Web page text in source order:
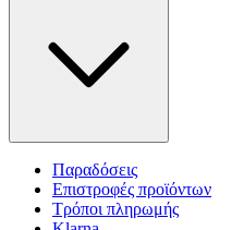
Παραδόσεις
Επιστροφές προϊόντων
Τρόποι πληρωμής